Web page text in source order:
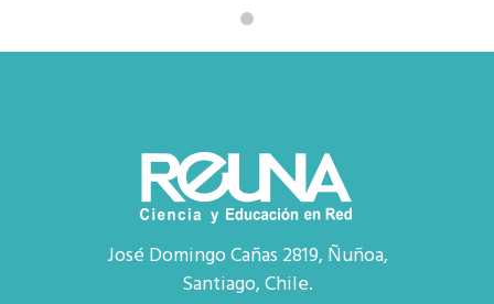
José Domingo Cañas 2819, Ñuñoa,
Santiago, Chile.